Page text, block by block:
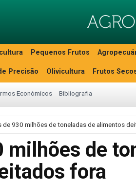
Pequenos Frutos
Precisão Olivicultura Frutos
Económicos Bibliografia
de 930 milhões de toneladas de alimentos
milhões de
fora